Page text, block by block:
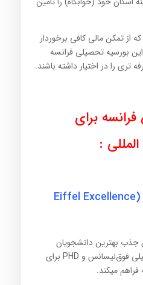
از تمکن مالی کافی برخوردار
بورسیه تحصیلی فرانسه
تری را در اختیار داشته باشند.
برای
:
بورسیه‌ی عالی ایفل (Eiffel Excellence
جذب بهترین دانشجویان
خارجی را در مقاطع تحصیلی فوق‌لیسانس و PHD برای
میکند.